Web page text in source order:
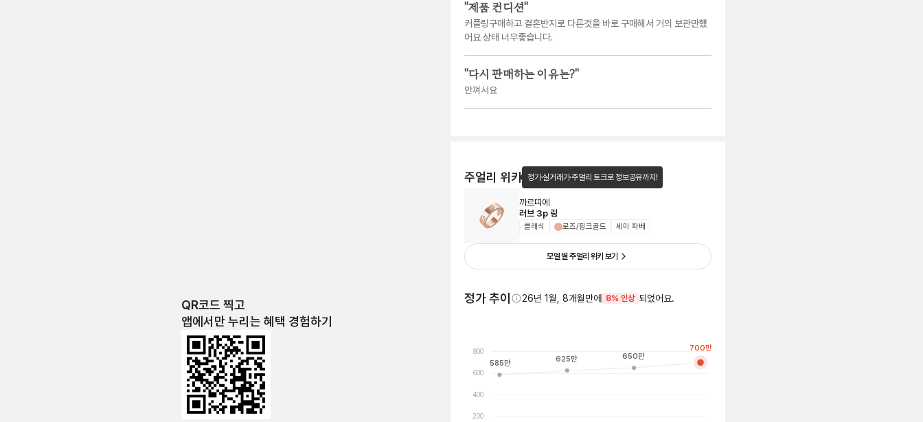
QR코드 찍고
앱에서만 누리는 혜택 경험하기
"제품 컨디션"
커플링구매하고 결혼반지로 다른것을 바로 구매해서 거의 보관만했
어요 상태 너무좋습니다.
"다시 판매하는 이유는?"
안껴서요
주얼리 위키 정가·실거래가·주얼리 토크로 정보공유까지!
까르띠에
러브 3p 링
클래식 로즈/핑크골드 세미 파베
모델 별 주얼리 위키 보기
정가 추이 26년 1월, 8개월만에 8% 인상 되었어요.
200
400
600
800
585만 625만 650만
700만